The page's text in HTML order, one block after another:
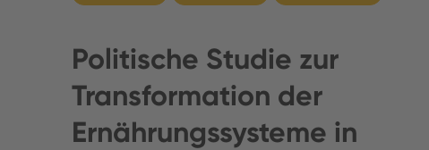
Politische Studie zur
Transformation der
Ernährungssysteme in